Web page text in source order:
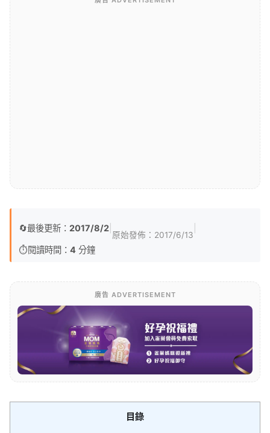
🔄最後更新： 2017/8/2
原始發佈： 2017/6/13
⏱️閱讀時間： 4 分鐘
廣告 ADVERTISEMENT
目錄